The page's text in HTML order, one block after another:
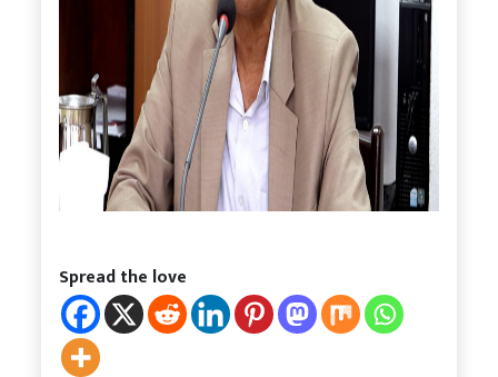
Spread the love